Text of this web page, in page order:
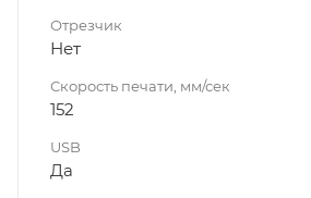
Отрезчик
Нет
Скорость печати, мм/сек
152
USB
Да